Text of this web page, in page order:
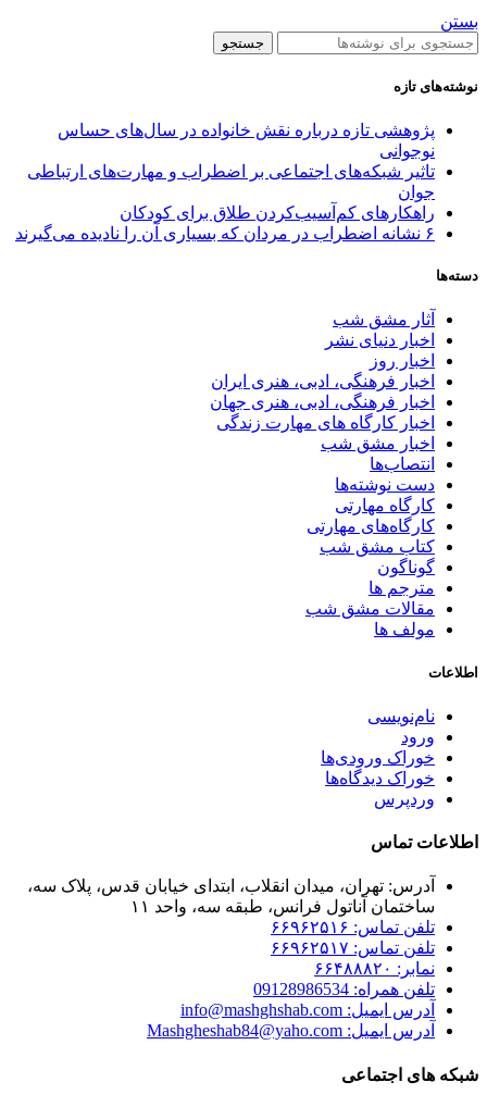
بستن
جستجو
نوشته‌های تازه
پژوهشی تازه درباره نقش خانواده در سال‌های حساس
نوجوانی
تاثیر شبکه‌های اجتماعی بر اضطراب و مهارت‌های ارتباطی
جوان
راهکارهای کم‌آسیب‌کردن طلاق برای کودکان
۶ نشانه اضطراب در مردان که بسیاری آن را نادیده می‌گیرند
دسته‌ها
آثار مشق شب
اخبار دنیای نشر
اخبار روز
اخبار فرهنگی، ادبی، هنری ایران
اخبار فرهنگی، ادبی، هنری جهان
اخبار کارگاه های مهارت زندگی
اخبار مشق شب
انتصاب‌ها
دست نوشته‌ها
کارگاه مهارتی
کارگاه‌های مهارتی
کتاب مشق شب
گوناگون
مترجم ها
مقالات مشق شب
مولف ها
اطلاعات
نام‌نویسی
ورود
خوراک ورودی‌ها
خوراک دیدگاه‌ها
وردپرس
اطلاعات تماس
آدرس: تهران، میدان انقلاب، ابتدای خیابان قدس، پلاک سه،
ساختمان آناتول فرانس، طبقه سه، واحد ۱۱
تلفن تماس: ۶۶۹۶۲۵۱۶
تلفن تماس: ۶۶۹۶۲۵۱۷
نمابر: ۶۶۴۸۸۸۲۰
تلفن همراه: 09128986534
آدرس ایمیل: info@mashghshab.com
آدرس ایمیل: Mashgheshab84@yaho.com
شبکه های اجتماعی